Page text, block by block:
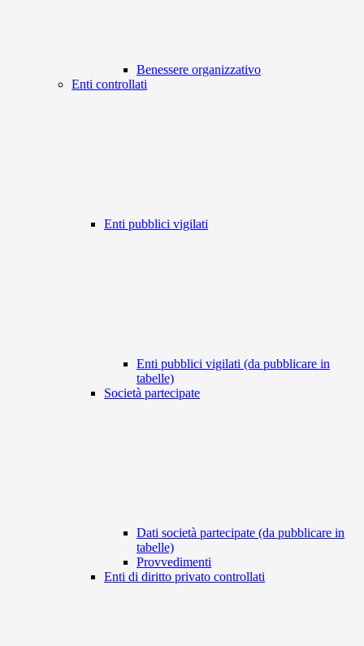
Benessere organizzativo
Enti controllati
Enti pubblici vigilati
Enti pubblici vigilati (da pubblicare in
tabelle)
Società partecipate
Dati società partecipate (da pubblicare in
tabelle)
Provvedimenti
Enti di diritto privato controllati